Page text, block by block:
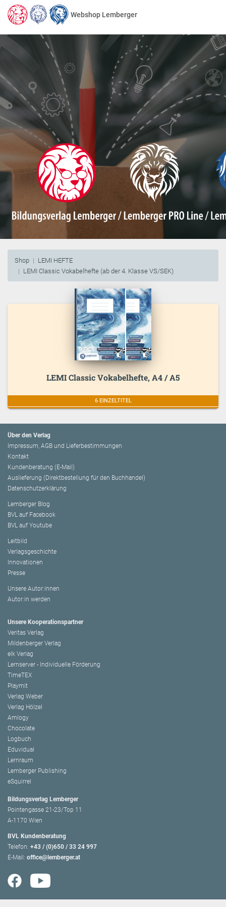
Webshop Lemberger
Shop
LEMI HEFTE
LEMI Classic Vokabelhefte (ab der 4. Klasse VS/SEK)
LEMI Classic Vokabelhefte, A4 / A5
6 EINZELTITEL
Über den Verlag
Impressum, AGB und Lieferbestimmungen
Kontakt
Kundenberatung (E-Mail)
Auslieferung (Direktbestellung für den Buchhandel)
Datenschutzerklärung
Lemberger Blog
BVL auf Facebook
BVL auf Youtube
Leitbild
Verlagsgeschichte
Innovationen
Presse
Unsere Autor:innen
Autor:in werden
Unsere Kooperationspartner
Veritas Verlag
Mildenberger Verlag
elk Verlag
Lernserver - Individuelle Förderung
TimeTEX
Playmit
Verlag Weber
Verlag Hölzel
Amlogy
Chocolate
Logbuch
Eduvidual
Lernraum
Lemberger Publishing
eSquirrel
Bildungsverlag Lemberger
Pointengasse 21-23/Top 11
A-1170 Wien
BVL Kundenberatung
Telefon: +43 / (0)650 / 33 24 997
E-Mail: office@lemberger.at